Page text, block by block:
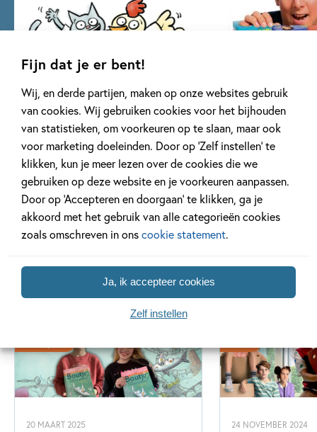
Fijn dat je er bent!
Wij, en derde partijen, maken op onze websites gebruik
van cookies. Wij gebruiken cookies voor het bijhouden
van statistieken, om voorkeuren op te slaan, maar ook
voor marketing doeleinden. Door op ‘Zelf instellen’ te
klikken, kun je meer lezen over de cookies die we
gebruiken op deze website en je voorkeuren aanpassen.
Door op ‘Accepteren en doorgaan’ te klikken, ga je
akkoord met het gebruik van alle categorieën cookies
zoals omschreven in onscookie statement.
Ja, ik accepteer cookies
Zelf instellen
AVI strips
18 delen
De Gorgels
spellen
4 delen
Bekijk alle series
Artikelen over Rick de Haas
20 MAART 2025 24 NOVEMBER 2024